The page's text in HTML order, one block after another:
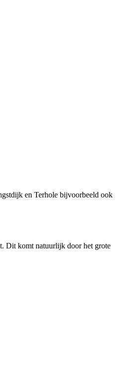
en Terhole bijvoorbeeld ook
Dit komt natuurlijk door het grote